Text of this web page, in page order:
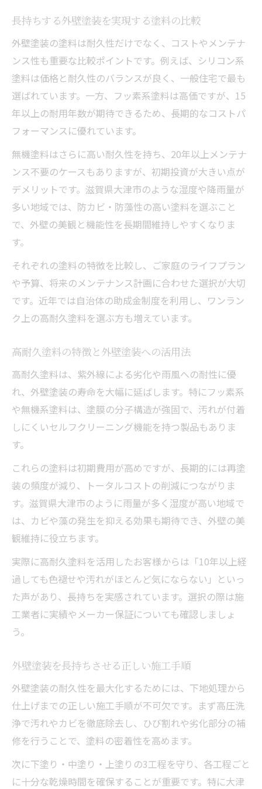
長持ちする外壁塗装を実現する塗料の比較
外壁塗装の塗料は耐久性だけでなく、コストやメンテナ
ンス性も重要な比較ポイントです。例えば、シリコン系
塗料は価格と耐久性のバランスが良く、一般住宅で最も
選ばれています。一方、フッ素系塗料は高価ですが、15
年以上の耐用年数が期待できるため、長期的なコストパ
フォーマンスに優れています。
無機塗料はさらに高い耐久性を持ち、20年以上メンテナ
ンス不要のケースもありますが、初期投資が大きい点が
デメリットです。滋賀県大津市のような湿度や降雨量が
多い地域では、防カビ・防藻性の高い塗料を選ぶこと
で、外壁の美観と機能性を長期間維持しやすくなりま
す。
それぞれの塗料の特徴を比較し、ご家庭のライフプラン
や予算、将来のメンテナンス計画に合わせた選択が大切
です。近年では自治体の助成金制度を利用し、ワンラン
ク上の高耐久塗料を選ぶ方も増えています。
高耐久塗料の特徴と外壁塗装への活用法
高耐久塗料は、紫外線による劣化や雨風への耐性に優
れ、外壁塗装の寿命を大幅に延ばします。特にフッ素系
や無機系塗料は、塗膜の分子構造が強固で、汚れが付着
しにくいセルフクリーニング機能を持つ製品もありま
す。
これらの塗料は初期費用が高めですが、長期的には再塗
装の頻度が減り、トータルコストの削減につながりま
す。滋賀県大津市のように雨量が多く湿度が高い地域で
は、カビや藻の発生を抑える効果も期待でき、外壁の美
観維持に役立ちます。
実際に高耐久塗料を活用したお客様からは「10年以上経
過しても色褪せや汚れがほとんど気にならない」といっ
た声があり、長持ちを実感されています。選択の際は施
工業者に実績やメーカー保証についても確認しましょ
う。
外壁塗装を長持ちさせる正しい施工手順
外壁塗装の耐久性を最大化するためには、下地処理から
仕上げまでの正しい施工手順が不可欠です。まず高圧洗
浄で汚れやカビを徹底除去し、ひび割れや劣化部分の補
修を行うことで、塗料の密着性を高めます。
次に下塗り・中塗り・上塗りの3工程を守り、各工程ごと
に十分な乾燥時間を確保することが重要です。特に大津